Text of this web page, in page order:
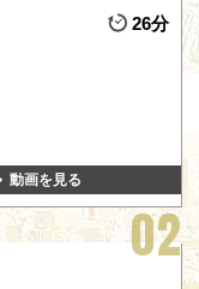
26分
動画を見る